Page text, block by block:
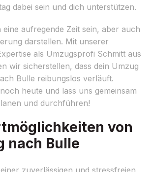
dabei sein und dich unterstützen.
eine aufregende Zeit sein, aber auch
darstellen. Mit unserer
als Umzugsprofi Schmitt aus
wir sicherstellen, dass dein Umzug
Bulle reibungslos verläuft.
noch heute und lass uns gemeinsam
und durchführen!
von
nach Bulle
zuverlässigen und stressfreien